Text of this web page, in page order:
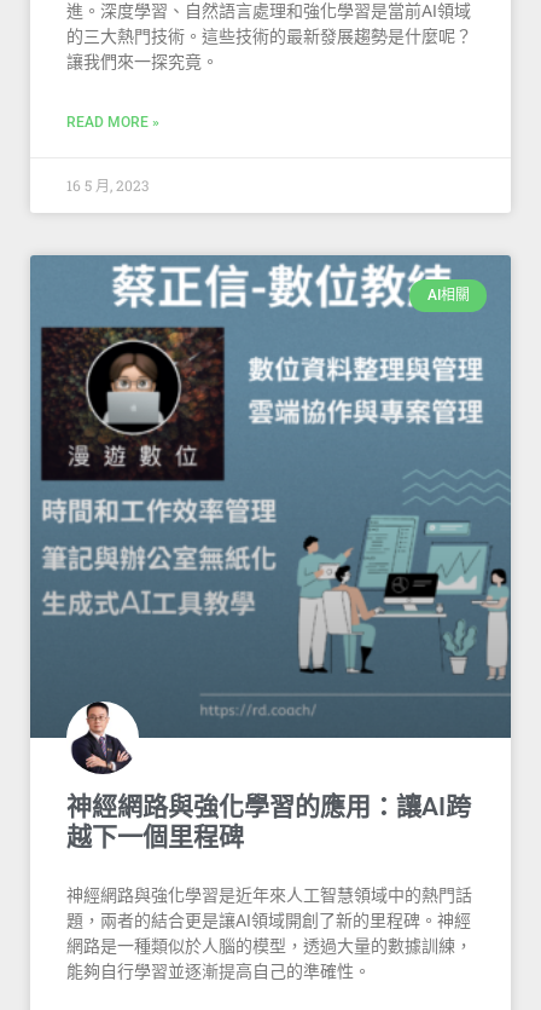
進。深度學習、自然語言處理和強化學習是當前AI領域
的三大熱門技術。這些技術的最新發展趨勢是什麼呢？
讓我們來一探究竟。
READ MORE »
16 5 月, 2023
AI相關
神經網路與強化學習的應用：讓AI跨
越下一個里程碑
神經網路與強化學習是近年來人工智慧領域中的熱門話
題，兩者的結合更是讓AI領域開創了新的里程碑。神經
網路是一種類似於人腦的模型，透過大量的數據訓練，
能夠自行學習並逐漸提高自己的準確性。